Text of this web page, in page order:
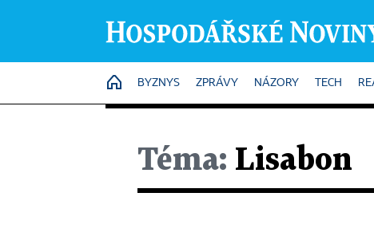
HOME
BYZNYS ZPRÁVY NÁZORY TECH
Téma: Lisabon